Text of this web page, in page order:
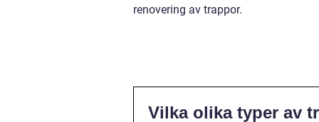
renovering av trappor.
Vilka olika typer av